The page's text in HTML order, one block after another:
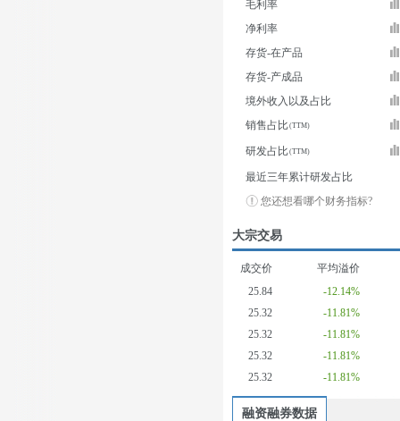
毛利率
净利率
存货-在产品
存货-产成品
境外收入以及占比
销售占比
研发占比
最近三年累计研发占比
您还想看哪个财务指标?
大宗交易
成交价
平均溢价
25.84
-12.14%
25.32
-11.81%
25.32
-11.81%
25.32
-11.81%
25.32
-11.81%
融资融券数据